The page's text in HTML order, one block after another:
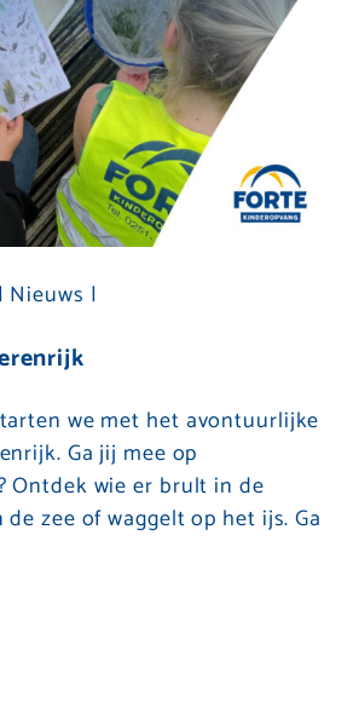
Nieuws |
we met het avontuurlijke
Ga jij mee op
Ontdek wie er brult in de
zee of waggelt op het ijs. Ga